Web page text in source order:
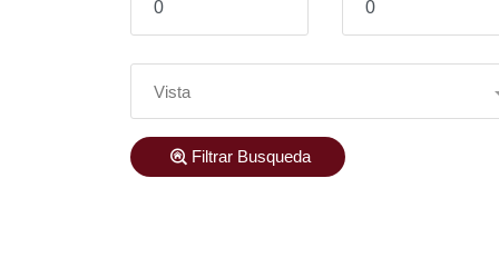
Vista
Filtrar Busqueda